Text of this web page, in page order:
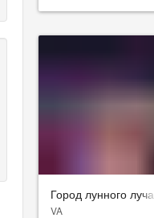
Город лунного луча
VA